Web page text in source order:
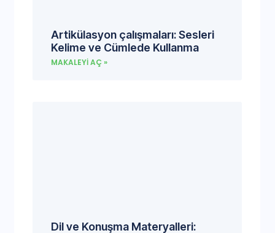
Artikülasyon çalışmaları: Sesleri
Kelime ve Cümlede Kullanma
MAKALEYI AÇ »
Dil ve Konuşma Materyalleri: